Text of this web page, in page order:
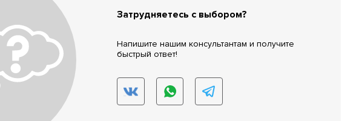
Затрудняетесь с выбором?
Напишите нашим консультантам и получите
быстрый ответ!